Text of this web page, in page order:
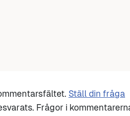
Ställ din fråga
Frågor i